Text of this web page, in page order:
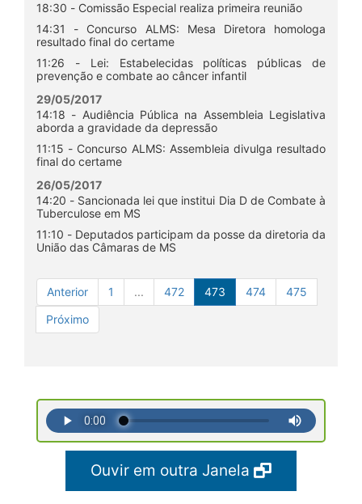
18:30 - Comissão Especial realiza primeira reunião
14:31 - Concurso ALMS: Mesa Diretora homologa
resultado final do certame
11:26 - Lei: Estabelecidas políticas públicas de
prevenção e combate ao câncer infantil
29/05/2017
14:18 - Audiência Pública na Assembleia Legislativa
aborda a gravidade da depressão
11:15 - Concurso ALMS: Assembleia divulga resultado
final do certame
26/05/2017
14:20 - Sancionada lei que institui Dia D de Combate à
Tuberculose em MS
11:10 - Deputados participam da posse da diretoria da
União das Câmaras de MS
Anterior 1 ... 472 473 474
475
Próximo
Ouvir em outra Janela